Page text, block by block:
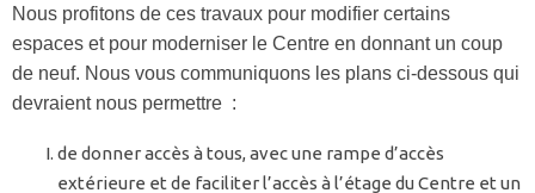
Nous profitons de ces travaux pour modifier certains
espaces et pour moderniser le Centre en donnant un coup
de neuf. Nous vous communiquons les plans ci-dessous qui
devraient nous permettre :
de donner accès à tous, avec une rampe d’accès
extérieure et de faciliter l’accès à l’étage du Centre et un